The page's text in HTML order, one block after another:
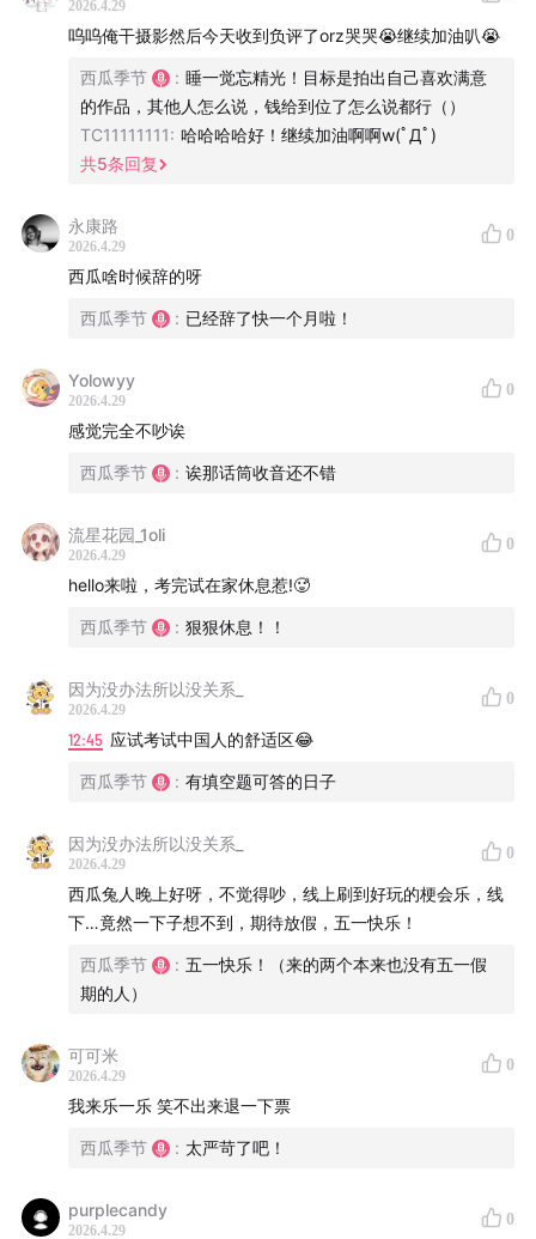
2026.4.29
呜呜俺干摄影然后今天收到负评了orz哭哭😭继续加油叭😭
西瓜季节 : 睡一觉忘精光！目标是拍出自己喜欢满意
的作品，其他人怎么说，钱给到位了怎么说都行（）
TC11111111: 哈哈哈哈好！继续加油啊啊w(ﾟДﾟ)
共5条回复
永康路
2026.4.29
0
西瓜啥时候辞的呀
西瓜季节 : 已经辞了快一个月啦！
Yolowyy
2026.4.29
0
感觉完全不吵诶
西瓜季节 : 诶那话筒收音还不错
流星花园_1oli
2026.4.29
0
hello来啦，考完试在家休息惹!🥵
西瓜季节 : 狠狠休息！！
因为没办法所以没关系_
2026.4.29
0
12:45 应试考试中国人的舒适区😂
西瓜季节 : 有填空题可答的日子
因为没办法所以没关系_
2026.4.29
0
西瓜兔人晚上好呀，不觉得吵，线上刷到好玩的梗会乐，线
下…竟然一下子想不到，期待放假，五一快乐！
西瓜季节 : 五一快乐！（来的两个本来也没有五一假
期的人）
可可米
2026.4.29
0
我来乐一乐 笑不出来退一下票
西瓜季节 : 太严苛了吧！
purplecandy
2026.4.29
0